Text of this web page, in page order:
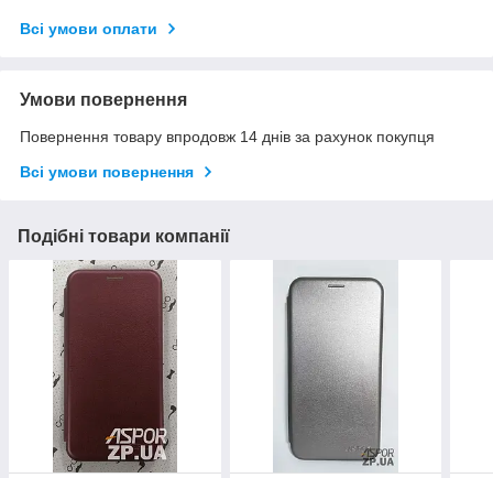
Всі умови оплати
Умови повернення
Повернення товару впродовж 14 днів за рахунок покупця
Всі умови повернення
Подібні товари компанії